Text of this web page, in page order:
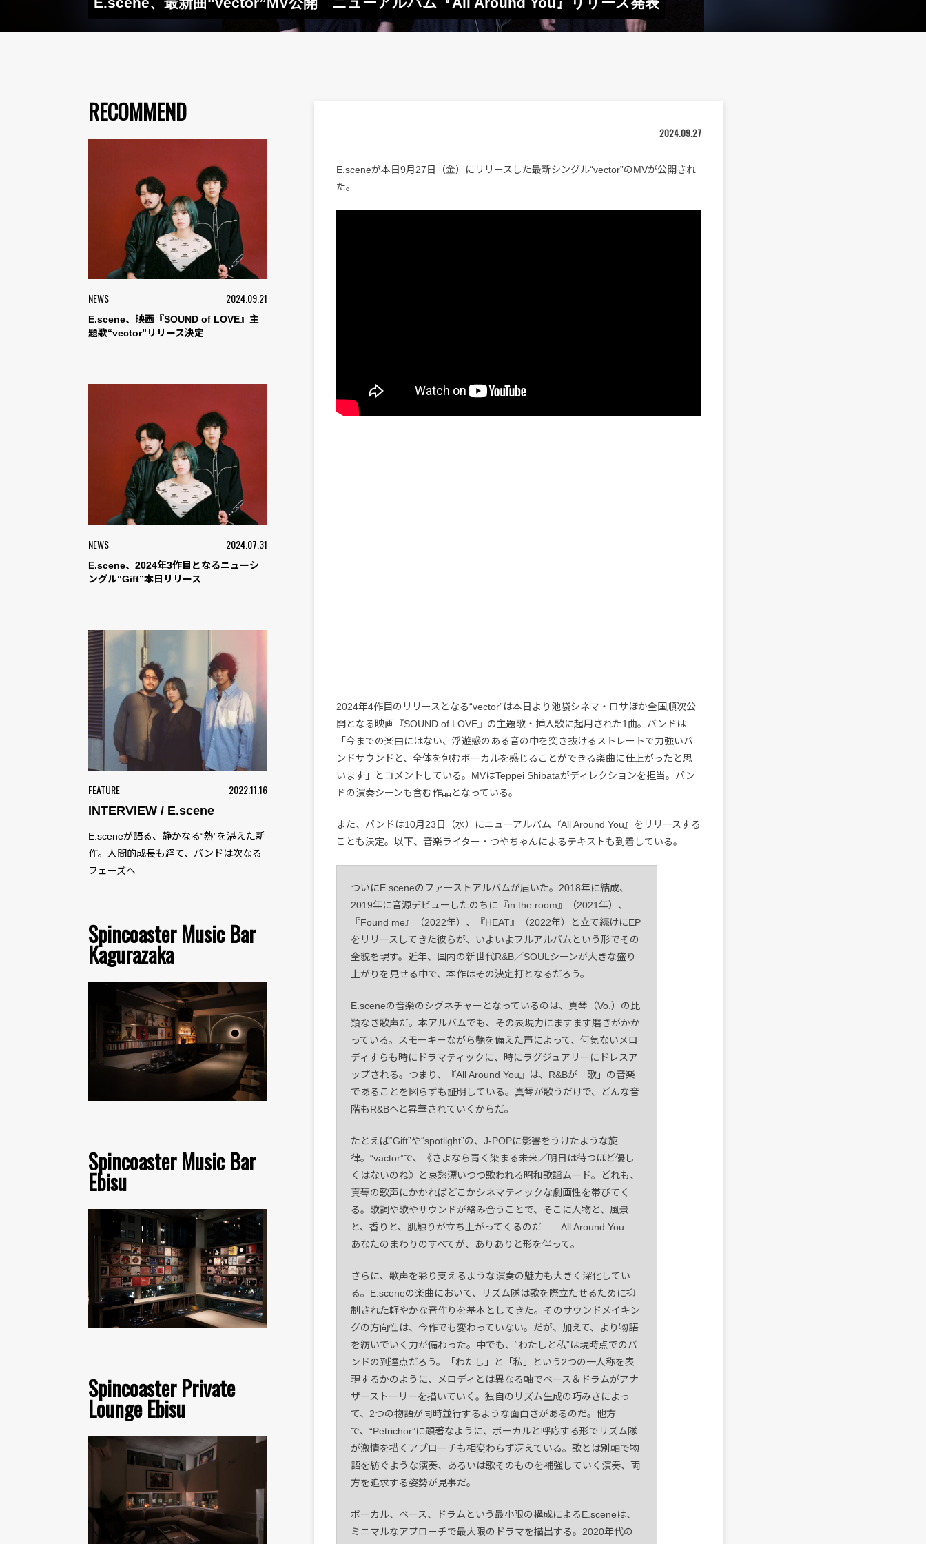
RECOMMEND
NEWS 2024.09.21
E.scene、映画『SOUND of LOVE』主
題歌“vector”リリース決定
NEWS 2024.07.31
E.scene、2024年3作目となるニューシ
ングル“Gift”本日リリース
FEATURE 2022.11.16
INTERVIEW / E.scene
E.sceneが語る、静かなる“熱”を湛えた新
作。人間的成長も経て、バンドは次なる
フェーズへ
Spincoaster Music Bar
Kagurazaka
Spincoaster Music Bar
Ebisu
Spincoaster Private
Lounge Ebisu
2024.09.27
E.sceneが本日9月27日（金）にリリースした最新シングル“vector”のMVが公開され
た。
2024年4作目のリリースとなる“vector”は本日より池袋シネマ・ロサほか全国順次公
開となる映画『SOUND of LOVE』の主題歌・挿入歌に起用された1曲。バンドは
「今までの楽曲にはない、浮遊感のある音の中を突き抜けるストレートで力強いバ
ンドサウンドと、全体を包むボーカルを感じることができる楽曲に仕上がったと思
います」とコメントしている。MVはTeppei Shibataがディレクションを担当。バン
ドの演奏シーンも含む作品となっている。
また、バンドは10月23日（水）にニューアルバム『All Around You』をリリースする
ことも決定。以下、音楽ライター・つやちゃんによるテキストも到着している。
ついにE.sceneのファーストアルバムが届いた。2018年に結成、
2019年に音源デビューしたのちに『in the room』（2021年）、
『Found me』（2022年）、『HEAT』（2022年）と立て続けにEP
をリリースしてきた彼らが、いよいよフルアルバムという形でその
全貌を現す。近年、国内の新世代R&B／SOULシーンが大きな盛り
上がりを見せる中で、本作はその決定打となるだろう。
E.sceneの音楽のシグネチャーとなっているのは、真琴（Vo.）の比
類なき歌声だ。本アルバムでも、その表現力にますます磨きがかか
っている。スモーキーながら艶を備えた声によって、何気ないメロ
ディすらも時にドラマティックに、時にラグジュアリーにドレスア
ップされる。つまり、『All Around You』は、R&Bが「歌」の音楽
であることを図らずも証明している。真琴が歌うだけで、どんな音
階もR&Bへと昇華されていくからだ。
たとえば“Gift”や“spotlight”の、J-POPに影響をうけたような旋
律。“vactor”で、《さよなら青く染まる未来／明日は待つほど優し
くはないのね》と哀愁漂いつつ歌われる昭和歌謡ムード。どれも、
真琴の歌声にかかればどこかシネマティックな劇画性を帯びてく
る。歌詞や歌やサウンドが絡み合うことで、そこに人物と、風景
と、香りと、肌触りが立ち上がってくるのだ――All Around You＝
あなたのまわりのすべてが、ありありと形を伴って。
さらに、歌声を彩り支えるような演奏の魅力も大きく深化してい
る。E.sceneの楽曲において、リズム隊は歌を際立たせるために抑
制された軽やかな音作りを基本としてきた。そのサウンドメイキン
グの方向性は、今作でも変わっていない。だが、加えて、より物語
を紡いでいく力が備わった。中でも、“わたしと私”は現時点でのバ
ンドの到達点だろう。「わたし」と「私」という2つの一人称を表
現するかのように、メロディとは異なる軸でベース＆ドラムがアナ
ザーストーリーを描いていく。独自のリズム生成の巧みさによっ
て、2つの物語が同時並行するような面白さがあるのだ。他方
で、“Petrichor”に顕著なように、ボーカルと呼応する形でリズム隊
が激情を描くアプローチも相変わらず冴えている。歌とは別軸で物
語を紡ぐような演奏、あるいは歌そのものを補強していく演奏、両
方を追求する姿勢が見事だ。
ボーカル、ベース、ドラムという最小限の構成によるE.sceneは、
ミニマルなアプローチで最大限のドラマを描出する。2020年代の